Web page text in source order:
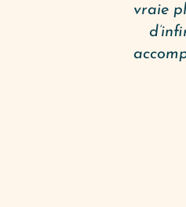
vraie